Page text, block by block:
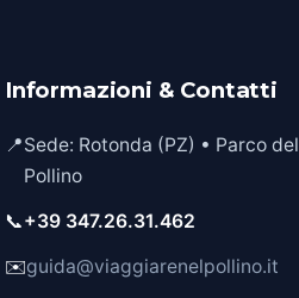
Informazioni & Contatti
📍Sede: Rotonda (PZ) • Parco del
Pollino
📞+39 347.26.31.462
✉️guida@viaggiarenelpollino.it